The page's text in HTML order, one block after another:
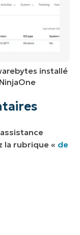
installé
la rubrique « de